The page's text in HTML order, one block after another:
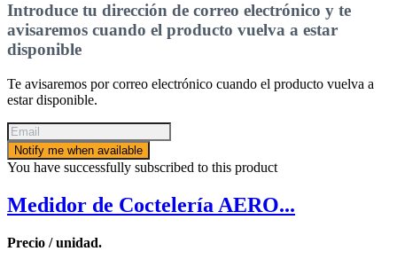
Introduce tu dirección de correo electrónico y te
avisaremos cuando el producto vuelva a estar
disponible
Te avisaremos por correo electrónico cuando el producto vuelva a
estar disponible.
Notify me when available
You have successfully subscribed to this product
Medidor de Coctelería AERO...
Precio / unidad.